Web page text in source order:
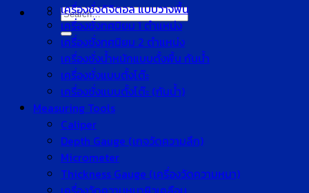
Search
for:
เครื่องชั่งดิจิตอล แบบวางพื้น
เครื่องชั่งทศนิยม 1 ตำแหน่ง
เครื่องชั่งทศนิยม 2 ตำแหน่ง
เครื่องชั่งน้ำหนักแบบตั้งพื้น กันน้ำ
เครื่องชั่งแบบตั้งโต๊ะ
เครื่องชั่งแบบตั้งโต๊ะ (กันน้ำ)
Measuring Tools
Caliper
Depth Gauge (เกจวัดความลึก)
Micrometer
Thickness Gauge (เครื่องวัดความหนา)